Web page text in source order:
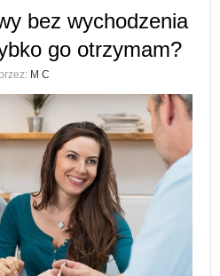
bez wychodzenia
go otrzymam?
M C